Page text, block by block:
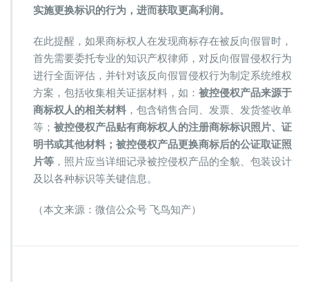
实施更换标识的行为，进而获取更高利润。
在此提醒，如果商标权人在发现商标存在被反向假冒时，
首先需要委托专业的知识产权律师，对反向假冒侵权行为
进行全面评估，并针对该反向假冒侵权行为制定系统维权
方案，包括收集相关证据材料，如： 被控侵权产品来源于
商标权人的相关材料 ，包含销售合同、发票、发货签收单
等； 被控侵权产品贴有商标权人的注册商标标识照片、证
明书或其他材料；被控侵权产品更换商标后的公证取证照
片等 ，照片应当详细记录被控侵权产品的全貌、包装设计
及以各种标识等关键信息。‌
（本文来源：微信公众号 飞鸟知产）